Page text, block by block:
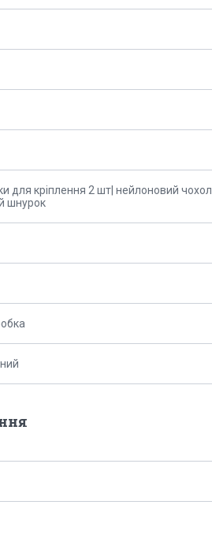
для кріплення 2 шт| нейлоновий чохол
шнурок